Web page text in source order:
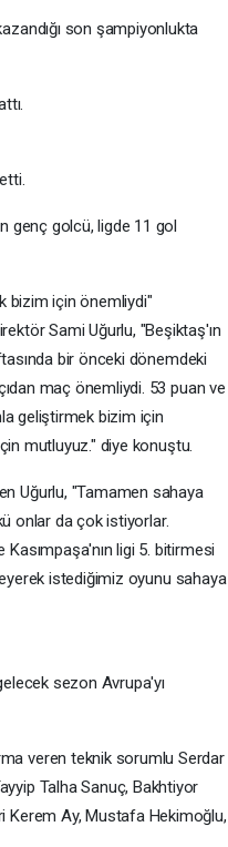
son şampiyonlukta
genç golcü, ligde 11 gol
bizim için önemliydi"
Sami Uğurlu, "Beşiktaş'ın
bir önceki dönemdeki
maç önemliydi. 53 puan ve
geliştirmek bizim için
mutluyuz." diye konuştu.
Uğurlu, "Tamamen sahaya
onlar da çok istiyorlar.
ligi 5. bitirmesi
istediğimiz oyunu sahaya
sezon Avrupa'yı
veren teknik sorumlu Serdar
Talha Sanuç, Bakhtiyor
Kerem Ay, Mustafa Hekimoğlu,